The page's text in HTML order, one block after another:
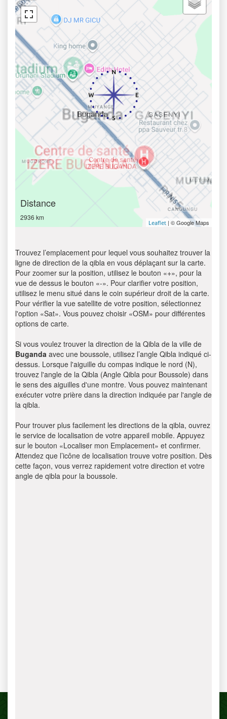
Distance
2936 km
Leaflet | © Google Maps
Trouvez l’emplacement pour lequel vous souhaitez trouver la
ligne de direction de la qibla en vous déplaçant sur la carte.
Pour zoomer sur la position, utilisez le bouton «+», pour la
vue de dessus le bouton «-». Pour clarifier votre position,
utilisez le menu situé dans le coin supérieur droit de la carte.
Pour vérifier la vue satellite de votre position, sélectionnez
l'option «Sat». Vous pouvez choisir «OSM» pour différentes
options de carte.
Si vous voulez trouver la direction de la Qibla de la ville de
Buganda avec une boussole, utilisez l’angle Qibla indiqué ci-
dessus. Lorsque l'aiguille du compas indique le nord (N),
trouvez l'angle de la Qibla (Angle Qibla pour Boussole) dans
le sens des aiguilles d'une montre. Vous pouvez maintenant
exécuter votre prière dans la direction indiquée par l'angle de
la qibla.
Pour trouver plus facilement les directions de la qibla, ouvrez
le service de localisation de votre appareil mobile. Appuyez
sur le bouton «Localiser mon Emplacement» et confirmer.
Attendez que l’icône de localisation trouve votre position. Dès
cette façon, vous verrez rapidement votre direction et votre
angle de qibla pour la boussole.